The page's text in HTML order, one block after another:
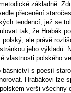
základně.
přecenění
tendencí, jež se
tak, že Hrabák
ale právě
jeho výkladů.
vlastnosti polského
básnictví s poesií
Hrabákovi lze
verši všechny